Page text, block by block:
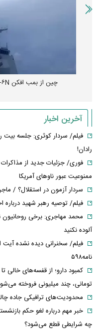
چین از بمب افکن H-۶N با موشک هسته‌ای رونمایی کرد
آخرین اخبار
فیلم/ سردار کوثری: جلسه بیت
رادان!
فوری/ جزئیات جدید از
ممنوعیت عبور ناوهای آمریکا
سردار آزمون در استقلال؟ /
فیلم/ توصیه رهبر شهید
محمد مهاجری: برخی
آلوده نکنید
فیلم/ سخنرانی دیده نشده
نامه۵۹۸
کمبود دارو؛ از قفسه‌های خالی
تومانی، چند میلیونی فروخته
محدودیت‌های ترافیکی جاده
خبر مهم درباره لغو حکم
چه شرایطی قطع می‌شود؟